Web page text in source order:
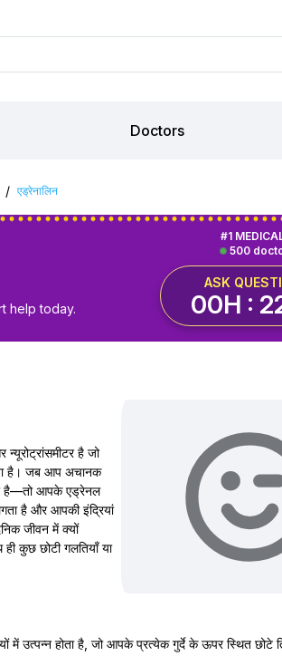
Doctors
/ एड्रेनालिन
help today.
500
#1
ASK
00H :
है जो
है। जब आप अचानक
है—तो आपके एड्रेनल
है और आपकी इंद्रियां
जीवन में क्यों
कुछ छोटी गलतियाँ या
में उत्पन्न होता है, जो आपके प्रत्येक गुर्दे के ऊपर स्थित छोटे